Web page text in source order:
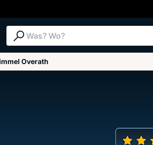
Suche: Was? Wo?
Overath